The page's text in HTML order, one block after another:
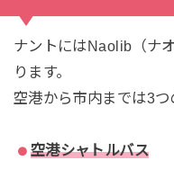
ナントにはNaolib（ナ
ります。
空港から市内までは3つ
空港シャトルバス